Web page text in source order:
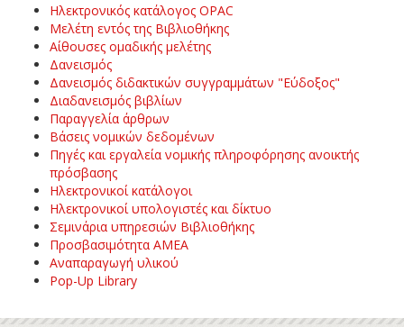
Ηλεκτρονικός κατάλογος OPAC
Μελέτη εντός της Βιβλιοθήκης
Αίθουσες ομαδικής μελέτης
Δανεισμός
Δανεισμός διδακτικών συγγραμμάτων "Εύδοξος"
Διαδανεισμός βιβλίων
Παραγγελία άρθρων
Βάσεις νομικών δεδομένων
Πηγές και εργαλεία νομικής πληροφόρησης ανοικτής
πρόσβασης
Ηλεκτρονικοί κατάλογοι
Ηλεκτρονικοί υπολογιστές και δίκτυο
Σεμινάρια υπηρεσιών Βιβλιοθήκης
Προσβασιμότητα ΑΜΕΑ
Αναπαραγωγή υλικού
Pop-Up Library